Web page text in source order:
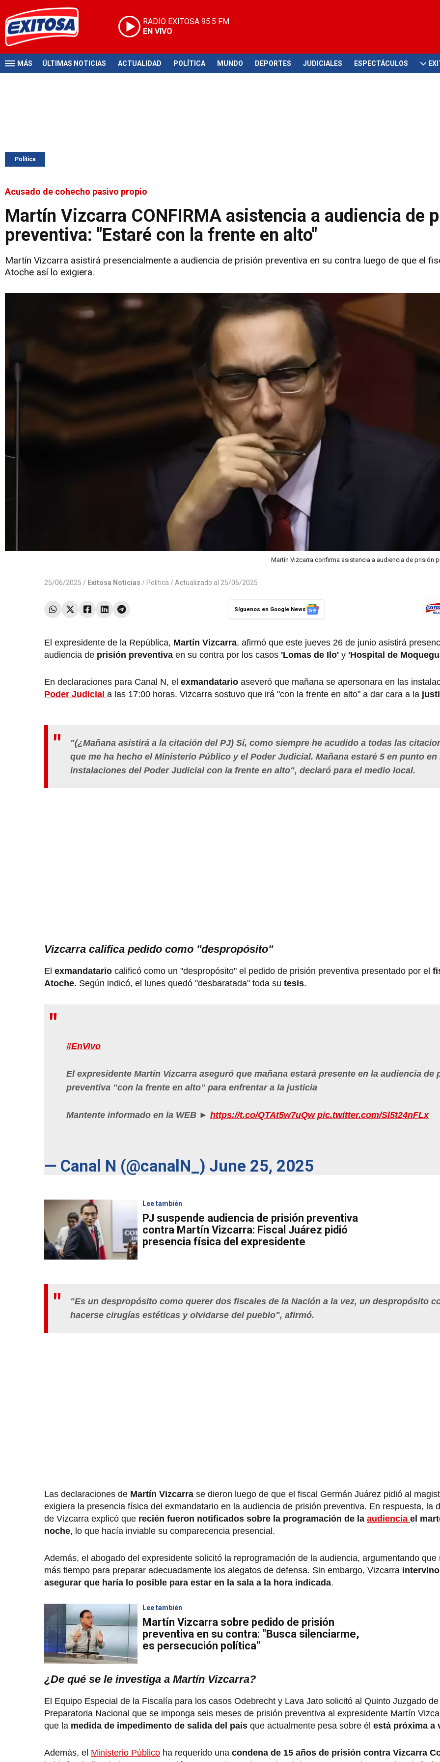
RADIO EXITOSA 95.5 FM
EN VIVO
MÁS ÚLTIMAS NOTICIAS ACTUALIDAD POLÍTICA MUNDO DEPORTES JUDICIALES ESPECTÁCULOS
Política
Acusado de cohecho pasivo propio
Martín Vizcarra CONFIRMA asistencia a audiencia de
preventiva: "Estaré con la frente en alto"
Martín Vizcarra asistirá presencialmente a audiencia de prisión preventiva en su contra luego de que el
Atoche así lo exigiera.
Martín Vizcarra confirma asistencia a audiencia de prisión
25/06/2025 / Exitosa Noticias / Política / Actualizado al 25/06/2025
Síguenos en Google News
El expresidente de la República, Martín Vizcarra, afirmó que este jueves 26 de junio asistirá
audiencia de prisión preventiva en su contra por los casos 'Lomas de Ilo' y 'Hospital de
En declaraciones para Canal N, el exmandatario aseveró que mañana se apersonara en las
Poder Judicial a las 17:00 horas. Vizcarra sostuvo que irá "con la frente en alto" a dar cara a la
"(¿Mañana asistirá a la citación del PJ) Sí, como siempre he acudido a todas las
que me ha hecho el Ministerio Público y el Poder Judicial. Mañana estaré 5 en punto en
instalaciones del Poder Judicial con la frente en alto", declaró para el medio local.
Vizcarra califica pedido como "despropósito"
El exmandatario calificó como un "despropósito" el pedido de prisión preventiva presentado por el
Atoche. Según indicó, el lunes quedó "desbaratada" toda su tesis.
#EnVivo
El expresidente Martín Vizcarra aseguró que mañana estará presente en la audiencia de
preventiva "con la frente en alto" para enfrentar a la justicia
Mantente informado en la WEB ► https://t.co/QTAt5w7uQw pic.twitter.com/Sl5t24nFLx
— Canal N (@canalN_) June 25, 2025
Lee también
PJ suspende audiencia de prisión preventiva
contra Martín Vizcarra: Fiscal Juárez pidió
presencia física del expresidente
"Es un despropósito como querer dos fiscales de la Nación a la vez, un despropósito
hacerse cirugías estéticas y olvidarse del pueblo", afirmó.
Las declaraciones de Martín Vizcarra se dieron luego de que el fiscal Germán Juárez pidió al
exigiera la presencia física del exmandatario en la audiencia de prisión preventiva. En respuesta, la
de Vizcarra explicó que recién fueron notificados sobre la programación de la audiencia el
noche, lo que hacía inviable su comparecencia presencial.
Además, el abogado del expresidente solicitó la reprogramación de la audiencia, argumentando que
más tiempo para preparar adecuadamente los alegatos de defensa. Sin embargo, Vizcarra
asegurar que haría lo posible para estar en la sala a la hora indicada.
Lee también
Martín Vizcarra sobre pedido de prisión
preventiva en su contra: "Busca silenciarme,
es persecución política"
¿De qué se le investiga a Martín Vizcarra?
El Equipo Especial de la Fiscalía para los casos Odebrecht y Lava Jato solicitó al Quinto Juzgado
Preparatoria Nacional que se imponga seis meses de prisión preventiva al expresidente Martín
que la medida de impedimento de salida del país que actualmente pesa sobre él está próxima a
Además, el Ministerio Público ha requerido una condena de 15 años de prisión contra Vizcarra